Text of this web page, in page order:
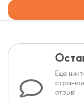
Еще
отзыв!